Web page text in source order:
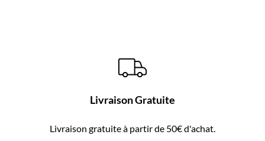
Livraison Gratuite
Livraison gratuite à partir de 50€ d'achat.